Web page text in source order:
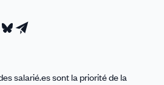
Partager
Bluesky
Partager
email
salarié.es sont la priorité de la